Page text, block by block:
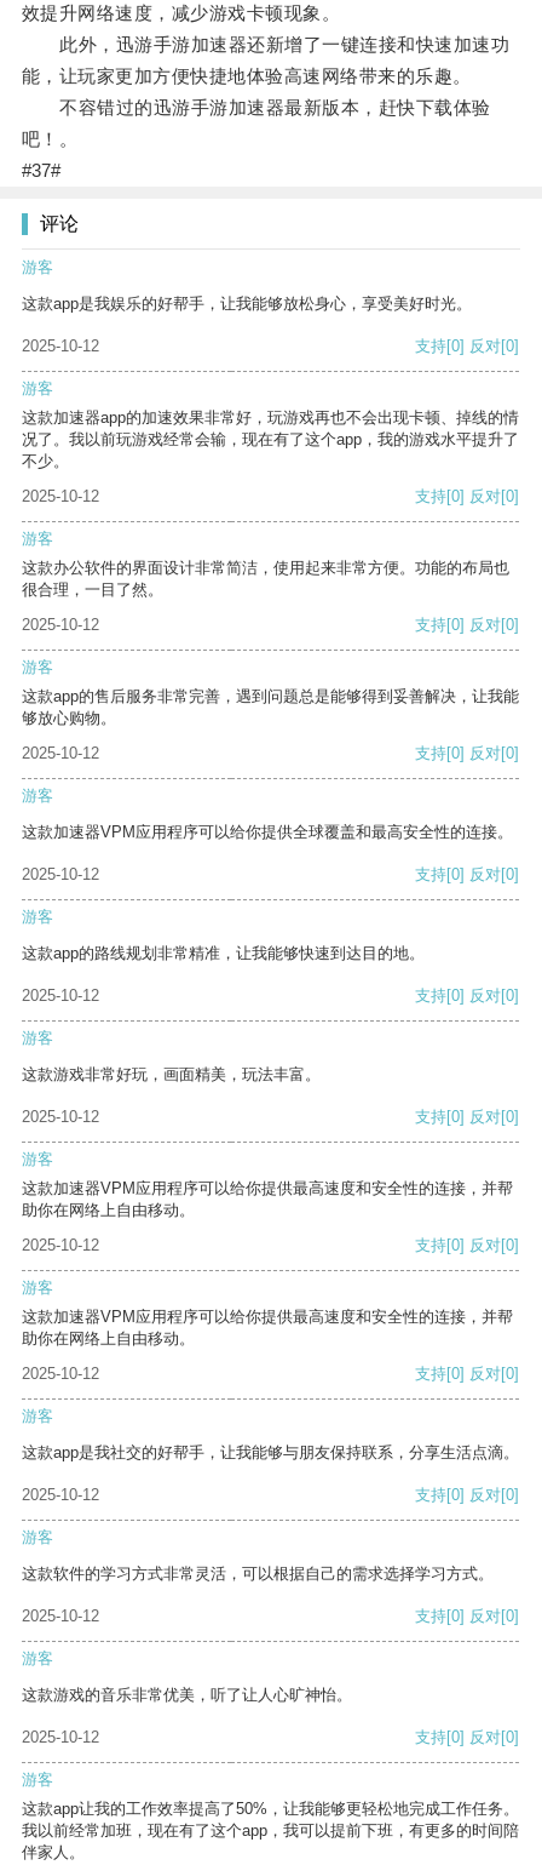
效提升网络速度，减少游戏卡顿现象。
此外，迅游手游加速器还新增了一键连接和快速加速功
能，让玩家更加方便快捷地体验高速网络带来的乐趣。
不容错过的迅游手游加速器最新版本，赶快下载体验
吧！。
#37#
评论
游客
这款app是我娱乐的好帮手，让我能够放松身心，享受美好时光。
2025-10-12 支持[0] 反对[0]
游客
这款加速器app的加速效果非常好，玩游戏再也不会出现卡顿、掉线的情
况了。我以前玩游戏经常会输，现在有了这个app，我的游戏水平提升了
不少。
2025-10-12
支持[0] 反对[0]
游客
这款办公软件的界面设计非常简洁，使用起来非常方便。功能的布局也
很合理，一目了然。
2025-10-12
支持[0] 反对[0]
游客
这款app的售后服务非常完善，遇到问题总是能够得到妥善解决，让我能
够放心购物。
2025-10-12
支持[0] 反对[0]
游客
这款加速器VPM应用程序可以给你提供全球覆盖和最高安全性的连接。
2025-10-12 支持[0] 反对[0]
游客
这款app的路线规划非常精准，让我能够快速到达目的地。
2025-10-12 支持[0] 反对[0]
游客
这款游戏非常好玩，画面精美，玩法丰富。
2025-10-12 支持[0] 反对[0]
游客
这款加速器VPM应用程序可以给你提供最高速度和安全性的连接，并帮
助你在网络上自由移动。
2025-10-12
支持[0] 反对[0]
游客
这款加速器VPM应用程序可以给你提供最高速度和安全性的连接，并帮
助你在网络上自由移动。
2025-10-12
支持[0] 反对[0]
游客
这款app是我社交的好帮手，让我能够与朋友保持联系，分享生活点滴。
2025-10-12 支持[0] 反对[0]
游客
这款软件的学习方式非常灵活，可以根据自己的需求选择学习方式。
2025-10-12 支持[0] 反对[0]
游客
这款游戏的音乐非常优美，听了让人心旷神怡。
2025-10-12 支持[0] 反对[0]
游客
这款app让我的工作效率提高了50%，让我能够更轻松地完成工作任务。
我以前经常加班，现在有了这个app，我可以提前下班，有更多的时间陪
伴家人。